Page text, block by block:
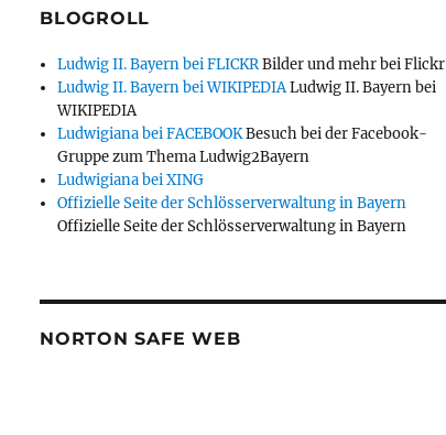
BLOGROLL
Ludwig II. Bayern bei FLICKRBilder und mehr bei Flickr
Ludwig II. Bayern bei WIKIPEDIALudwig II. Bayern bei
WIKIPEDIA
Ludwigiana bei FACEBOOKBesuch bei der Facebook-
Gruppe zum Thema Ludwig2Bayern
Ludwigiana bei XING
Offizielle Seite der Schlösserverwaltung in Bayern
Offizielle Seite der Schlösserverwaltung in Bayern
NORTON SAFE WEB